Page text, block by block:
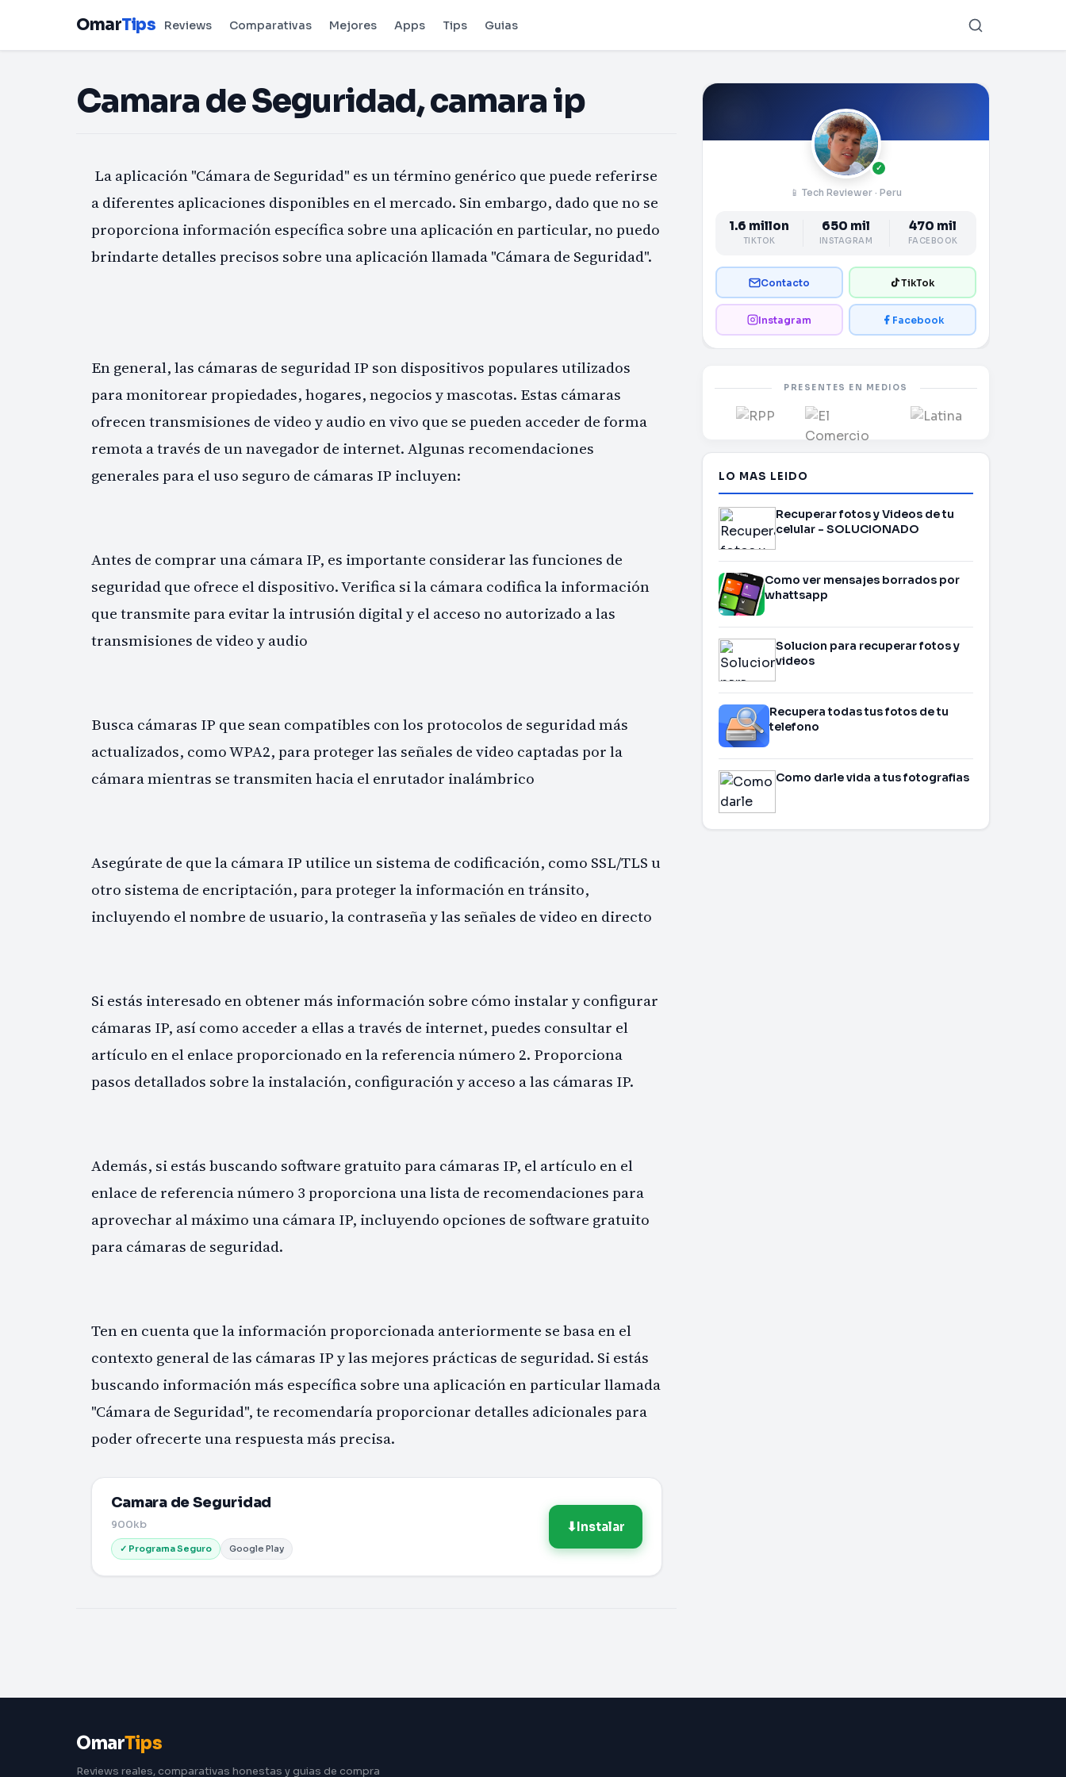
OmarTips Reviews Comparativas Mejores Apps Tips Guias
Camara de Seguridad, camara ip
La aplicación "Cámara de Seguridad" es un término genérico que puede referirse
a diferentes aplicaciones disponibles en el mercado. Sin embargo, dado que no se
proporciona información específica sobre una aplicación en particular, no puedo
brindarte detalles precisos sobre una aplicación llamada "Cámara de Seguridad".
En general, las cámaras de seguridad IP son dispositivos populares utilizados
para monitorear propiedades, hogares, negocios y mascotas. Estas cámaras
ofrecen transmisiones de video y audio en vivo que se pueden acceder de forma
remota a través de un navegador de internet. Algunas recomendaciones
generales para el uso seguro de cámaras IP incluyen:
Antes de comprar una cámara IP, es importante considerar las funciones de
seguridad que ofrece el dispositivo. Verifica si la cámara codifica la información
que transmite para evitar la intrusión digital y el acceso no autorizado a las
transmisiones de video y audio
Busca cámaras IP que sean compatibles con los protocolos de seguridad más
actualizados, como WPA2, para proteger las señales de video captadas por la
cámara mientras se transmiten hacia el enrutador inalámbrico
Asegúrate de que la cámara IP utilice un sistema de codificación, como SSL/TLS u
otro sistema de encriptación, para proteger la información en tránsito,
incluyendo el nombre de usuario, la contraseña y las señales de video en directo
Si estás interesado en obtener más información sobre cómo instalar y configurar
cámaras IP, así como acceder a ellas a través de internet, puedes consultar el
artículo en el enlace proporcionado en la referencia número 2. Proporciona
pasos detallados sobre la instalación, configuración y acceso a las cámaras IP.
Además, si estás buscando software gratuito para cámaras IP, el artículo en el
enlace de referencia número 3 proporciona una lista de recomendaciones para
aprovechar al máximo una cámara IP, incluyendo opciones de software gratuito
para cámaras de seguridad.
Ten en cuenta que la información proporcionada anteriormente se basa en el
contexto general de las cámaras IP y las mejores prácticas de seguridad. Si estás
buscando información más específica sobre una aplicación en particular llamada
"Cámara de Seguridad", te recomendaría proporcionar detalles adicionales para
poder ofrecerte una respuesta más precisa.
Camara de Seguridad
900kb
✓ Programa Seguro Google Play
⬇Instalar
✓
📱 Tech Reviewer · Peru
1.6 millon
TIKTOK
650 mil
INSTAGRAM
470 mil
FACEBOOK
Contacto TikTok
Instagram Facebook
PRESENTES EN MEDIOS
LO MAS LEIDO
Recuperar fotos y Videos de tu
celular - SOLUCIONADO
Como ver mensajes borrados por
whattsapp
Solucion para recuperar fotos y
videos
Recupera todas tus fotos de tu
telefono
Como darle vida a tus fotografias
OmarTips
Reviews reales, comparativas honestas y guias de compra